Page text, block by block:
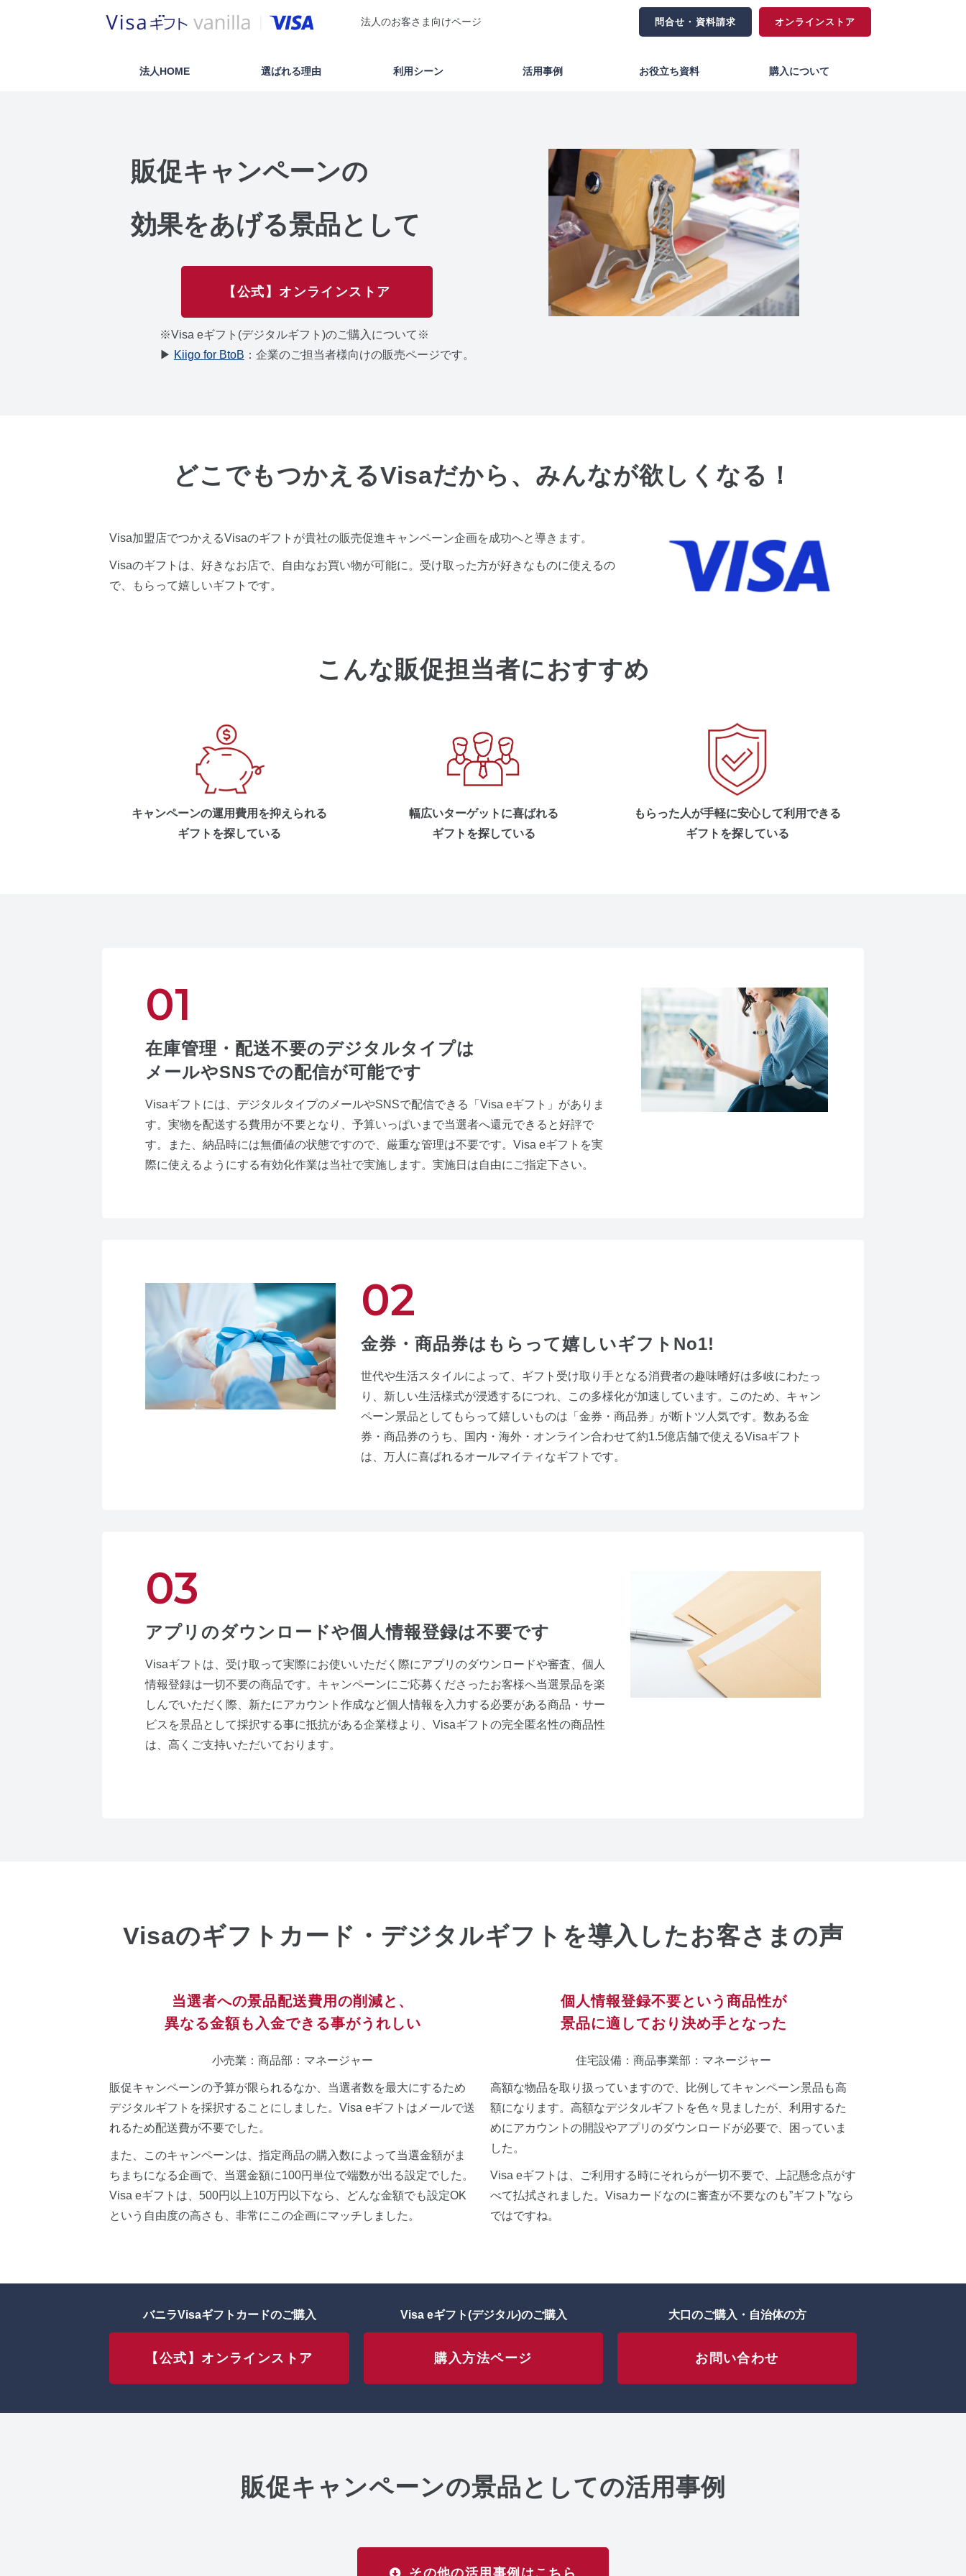
法人のお客さま向けページ 問合せ・資料請求 オンラインストア
法人HOME 選ばれる理由 利用シーン 活用事例 お役立ち資料 購入について
販促キャンペーンの
効果をあげる景品として
【公式】オンラインストア
※Visa eギフト(デジタルギフト)のご購入について※
▶ Kiigo for BtoB ：企業のご担当者様向けの販売ページです。
どこでもつかえるVisaだから、みんなが欲しくなる！
Visa加盟店でつかえるVisaのギフトが貴社の販売促進キャンペーン企画を成功へと導きます。
Visaのギフトは、好きなお店で、自由なお買い物が可能に。受け取った方が好きなものに使えるの
で、もらって嬉しいギフトです。
こんな販促担当者におすすめ
キャンペーンの運用費用を抑えられる
ギフトを探している
幅広いターゲットに喜ばれる
ギフトを探している
もらった人が手軽に安心して利用できる
ギフトを探している
在庫管理・配送不要のデジタルタイプは
メールやSNSでの配信が可能です
Visaギフトには、デジタルタイプのメールやSNSで配信できる「Visa eギフト」がありま
す。実物を配送する費用が不要となり、予算いっぱいまで当選者へ還元できると好評で
す。また、納品時には無価値の状態ですので、厳重な管理は不要です。Visa eギフトを実
際に使えるようにする有効化作業は当社で実施します。実施日は自由にご指定下さい。
金券・商品券はもらって嬉しいギフトNo1!
世代や生活スタイルによって、ギフト受け取り手となる消費者の趣味嗜好は多岐にわたっ
り、新しい生活様式が浸透するにつれ、この多様化が加速しています。このため、キャン
ペーン景品としてもらって嬉しいものは「金券・商品券」が断トツ人気です。数ある金
券・商品券のうち、国内・海外・オンライン合わせて約1.5億店舗で使えるVisaギフト
は、万人に喜ばれるオールマイティなギフトです。
アプリのダウンロードや個人情報登録は不要です
Visaギフトは、受け取って実際にお使いいただく際にアプリのダウンロードや審査、個人
情報登録は一切不要の商品です。キャンペーンにご応募くださったお客様へ当選景品を楽
しんでいただく際、新たにアカウント作成など個人情報を入力する必要がある商品・サー
ビスを景品として採択する事に抵抗がある企業様より、Visaギフトの完全匿名性の商品性
は、高くご支持いただいております。
Visaのギフトカード・デジタルギフトを導入したお客さまの声
当選者への景品配送費用の削減と、
異なる金額も入金できる事がうれしい
小売業：商品部：マネージャー
販促キャンペーンの予算が限られるなか、当選者数を最大にするため
デジタルギフトを採択することにしました。Visa eギフトはメールで送
れるため配送費が不要でした。
また、このキャンペーンは、指定商品の購入数によって当選金額がま
ちまちになる企画で、当選金額に100円単位で端数が出る設定でした。
Visa eギフトは、500円以上10万円以下なら、どんな金額でも設定OK
という自由度の高さも、非常にこの企画にマッチしました。
個人情報登録不要という商品性が
景品に適しており決め手となった
住宅設備：商品事業部：マネージャー
高額な物品を取り扱っていますので、比例してキャンペーン景品も高
額になります。高額なデジタルギフトを色々見ましたが、利用するた
めにアカウントの開設やアプリのダウンロードが必要で、困っていま
した。
Visa eギフトは、ご利用する時にそれらが一切不要で、上記懸念点がす
べて払拭されました。Visaカードなのに審査が不要なのも”ギフト”なら
ではですね。
バニラVisaギフトカードのご購入
【公式】オンラインストア
Visa eギフト(デジタル)のご購入
購入方法ページ
大口のご購入・自治体の方
お問い合わせ
販促キャンペーンの景品としての活用事例
その他の活用事例はこちら